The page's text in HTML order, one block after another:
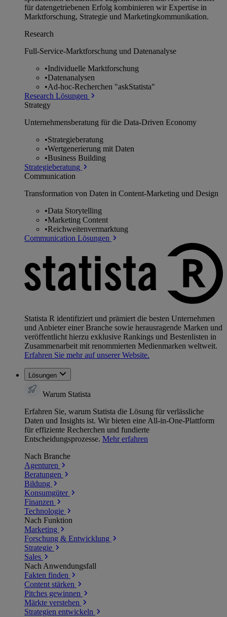
für datengetriebenen Erfolg kombinieren wir Expertise in
Marktforschung, Strategie und Marketingkommunikation.
Research
Full-Service-Marktforschung und Datenanalyse
•Individuelle Marktforschung
•Datenanalysen
•Ad-hoc-Recherchen "askStatista"
Research Lösungen
Strategy
Unternehmens­beratung für die Data-Driven Economy
•Strategieberatung
•Wertgenerierung mit Daten
•Business Building
Strategieberatung
Communication
Transformation von Daten in Content-Marketing und Design
•Data Storytelling
•Marketing Content
•Reichweitenvermarktung
Communication Lösungen
Statista R identifiziert und prämiert die besten Unternehmen
und Anbieter einer Branche sowie herausragende Marken und
veröffentlicht hierzu exklusive Rankings und Bestenlisten in
Zusammenarbeit mit renommierten Medienmarken weltweit.
Erfahren Sie mehr auf unserer Website.
Lösungen
Warum Statista
Erfahren Sie, warum Statista die Lösung für verlässliche
Daten und Insights ist. Wir bieten eine All-in-One-Plattform
für effiziente Recherchen und fundierte
Entscheidungsprozesse. Mehr erfahren
Nach Branche
Agenturen
Beratungen
Bildung
Konsumgüter
Finanzen
Technologie
Nach Funktion
Marketing
Forschung & Entwicklung
Strategie
Sales
Nach Anwendungsfall
Fakten finden
Content stärken
Pitches gewinnen
Märkte verstehen
Strategien entwickeln